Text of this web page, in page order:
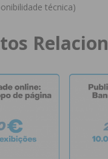
técnica)